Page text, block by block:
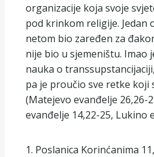
organizacije koja svoje
pod krinkom religije. Jedan
netom bio zaređen za
nije bio u sjemeništu. Imao
nauka o
pa je proučio sve retke koji
(Matejevo evanđelje 26,26-
evanđelje 14,22-25, Lukino
1. Poslanica Korinćanima